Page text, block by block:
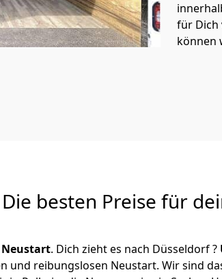
für Dich
können
besten Preise für
. Dich zieht es nach Düsseldorf ?
und reibungslosen Neustart. Wir sind